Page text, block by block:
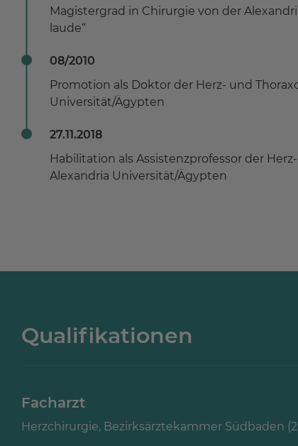
Magistergrad in Chirurgie von der
laude“
08/2010
Promotion als Doktor der Herz- und
Universität/Ägypten
27.11.2018
Habilitation als Assistenzprofessor der
Alexandria Universität/Ägypten
Qualifikationen
Facharzt
Herzchirurgie, Bezirksärztekammer Südbaden